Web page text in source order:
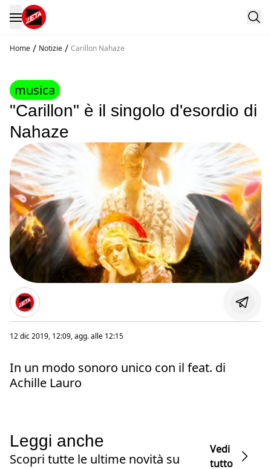
Home / Notizie / Carillon Nahaze
musica
"Carillon" è il singolo d'esordio di
Nahaze
12 dic 2019, 12:09, agg. alle 12:15
In un modo sonoro unico con il feat. di
Achille Lauro
Leggi anche
Scopri tutte le ultime novità su
Vedi
tutto